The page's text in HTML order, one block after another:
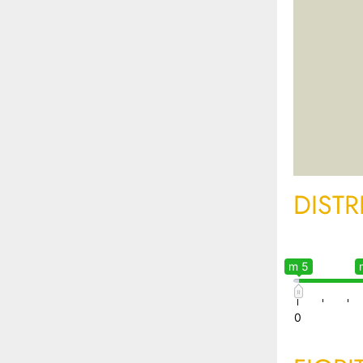
m 5
0